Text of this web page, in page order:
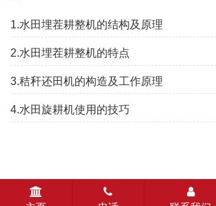
1.水田埋茬耕整机的结构及原理
2.水田埋茬耕整机的特点
3.秸秆还田机的构造及工作原理
4.水田旋耕机使用的技巧
CopyRight © 2022-2026 常州汉森机械有限公